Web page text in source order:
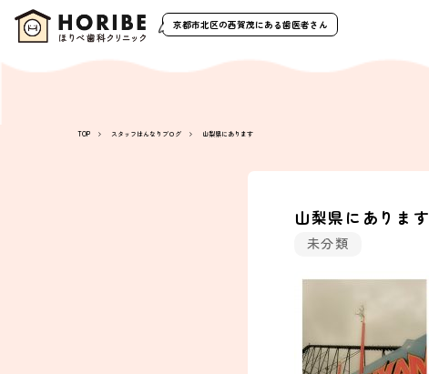
京都市北区の西賀茂にある歯医者さん
TOP スタッフはんなりブログ 山梨県にあります
山梨県にあります
未分類